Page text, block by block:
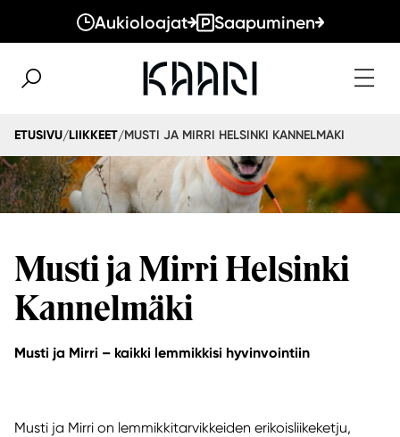
Aukioloajat Saapuminen
ETUSIVU/LIIKKEET/MUSTI JA MIRRI HELSINKI KANNELMÄKI
Musti ja Mirri Helsinki
Kannelmäki
Musti ja Mirri – kaikki lemmikkisi hyvinvointiin
Musti ja Mirri on lemmikkitarvikkeiden erikoisliikeketju,